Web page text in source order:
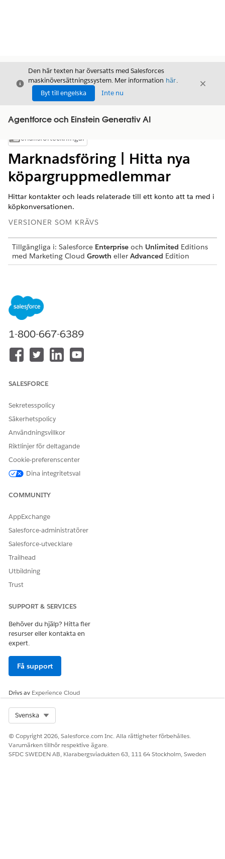
Stäng
Den här texten har översatts med Salesforces
maskinöversättningssystem. Mer information här.
Byt till engelska
Inte nu
Stäng
Agentforce och Einstein Generativ AI
Visa innehållsförteckning
Innehållsförteckningar
Marknadsföring | Hitta nya
köpargruppmedlemmar
Hittar kontakter och leads relaterade till ett konto att ta med i
köpkonversationen.
VERSIONER SOM KRÄVS
Tillgängliga i: Salesforce Enterprise och Unlimited Editions
med Marketing Cloud Growth eller Advanced Edition
SeVanlig användaråtkomst för standardagentåtgärder
Åtgärdsdetaljer
API-namn
Åtgärdstyp
Kör denna åtgärd en eller
flera uppmaningsmallar?
1-800-667-6389
SALESFORCE
Sekretesspolicy
Säkerhetspolicy
Användningsvillkor
Riktlinjer för deltagande
Cookie-preferenscenter
Dina integritetsval
COMMUNITY
AppExchange
Salesforce-administratörer
Salesforce-utvecklare
Trailhead
Utbildning
Trust
SUPPORT & SERVICES
Behöver du hjälp? Hitta fler
resurser eller kontakta en
expert.
Få support
Drivs av Experience Cloud
Svenska
© Copyright 2026, Salesforce.com Inc. Alla rättigheter förbehålles.
Varumärken tillhör respektive ägare.
SFDC SWEDEN AB, Klarabergsviadukten 63, 111 64 Stockholm, Sweden